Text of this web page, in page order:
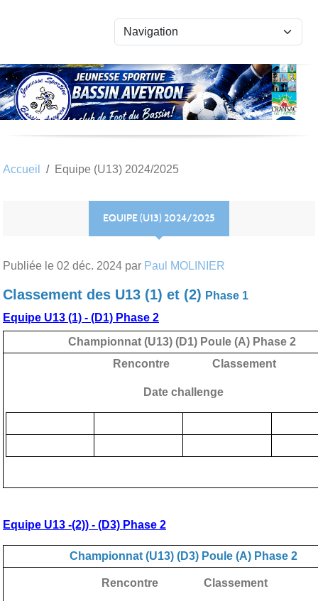
Accueil Equipe (U13) 2024/2025
EQUIPE (U13) 2024/2025
Publiée le 02 déc. 2024 par Paul MOLINIER
Classement des U13 (1) et (2) Phase 1
Equipe U13 (1) - (D1) Phase 2
Championnat (U13) (D1) Poule (A) Phase 2
Rencontre Classement
Date challenge
Equipe U13 -(2)) - (D3) Phase 2
Championnat (U13) (D3) Poule (A) Phase 2
Rencontre Classement